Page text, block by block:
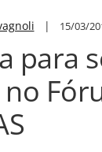
| 15/03/
para